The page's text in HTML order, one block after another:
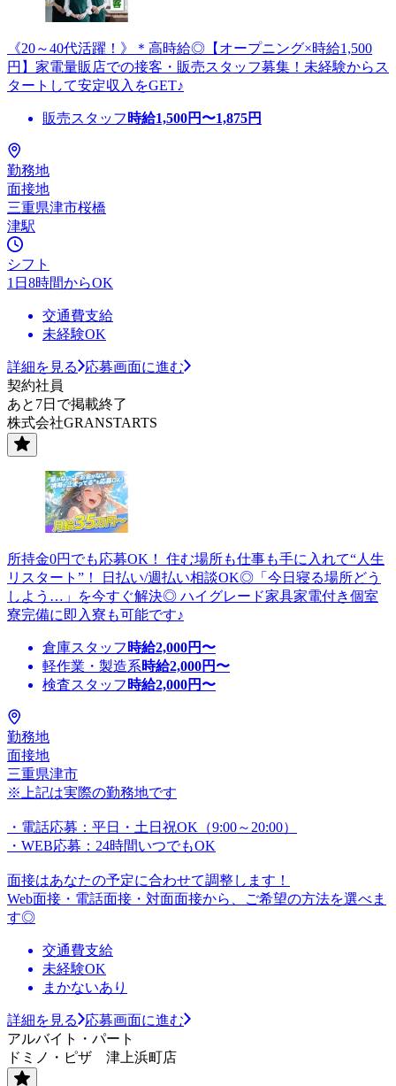
《20～40代活躍！》＊高時給◎【オープニング×時給1,500
円】家電量販店での接客・販売スタッフ募集！未経験からス
タートして安定収入をGET♪
販売スタッフ 時給1,500円〜1,875円
勤務地
面接地
三重県津市桜橋
津駅
シフト
1日8時間からOK
交通費支給
未経験OK
詳細を見る
応募画面に進む
契約社員
あと7日で掲載終了
株式会社GRANSTARTS
所持金0円でも応募OK！ 住む場所も仕事も手に入れて“人生
リスタート”！ 日払い/週払い相談OK◎「今日寝る場所どう
しよう…」を今すぐ解決◎ ハイグレード家具家電付き個室
寮完備に即入寮も可能です♪
倉庫スタッフ 時給2,000円〜
軽作業・製造系時給2,000円〜
検査スタッフ 時給2,000円〜
勤務地
面接地
三重県津市
※上記は実際の勤務地です
・電話応募：平日・土日祝OK（9:00～20:00）
・WEB応募：24時間いつでもOK
面接はあなたの予定に合わせて調整します！
Web面接・電話面接・対面面接から、ご希望の方法を選べま
す◎
交通費支給
未経験OK
まかないあり
詳細を見る
応募画面に進む
アルバイト・パート
ドミノ・ピザ 津上浜町店